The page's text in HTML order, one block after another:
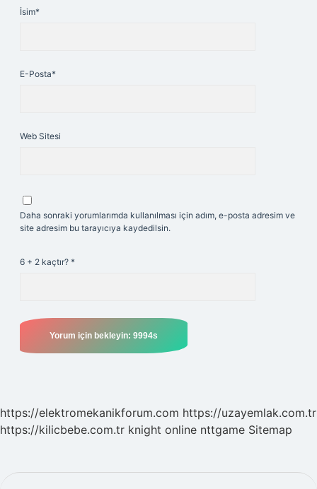
İsim*
E-Posta*
Web Sitesi
Daha sonraki yorumlarımda kullanılması için adım, e-posta adresim ve
site adresim bu tarayıcıya kaydedilsin.
6 + 2 kaçtır? *
https://elektromekanikforum.com https://uzayemlak.com.tr
https://kilicbebe.com.tr knight online nttgame Sitemap